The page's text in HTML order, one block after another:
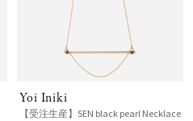
Yoi Iniki
【受注生産】SEN black pearl Necklace